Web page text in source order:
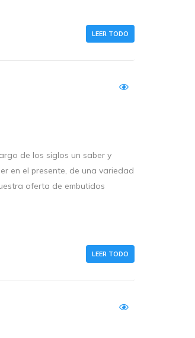
LEER TODO
de los siglos un saber y
en el presente, de una variedad
oferta de embutidos
LEER TODO